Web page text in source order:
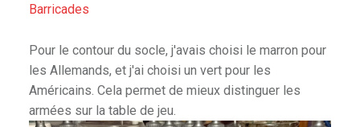
Barricades
Pour le contour du socle, j'avais choisi le marron pour
les Allemands, et j'ai choisi un vert pour les
Américains. Cela permet de mieux distinguer les
armées sur la table de jeu.